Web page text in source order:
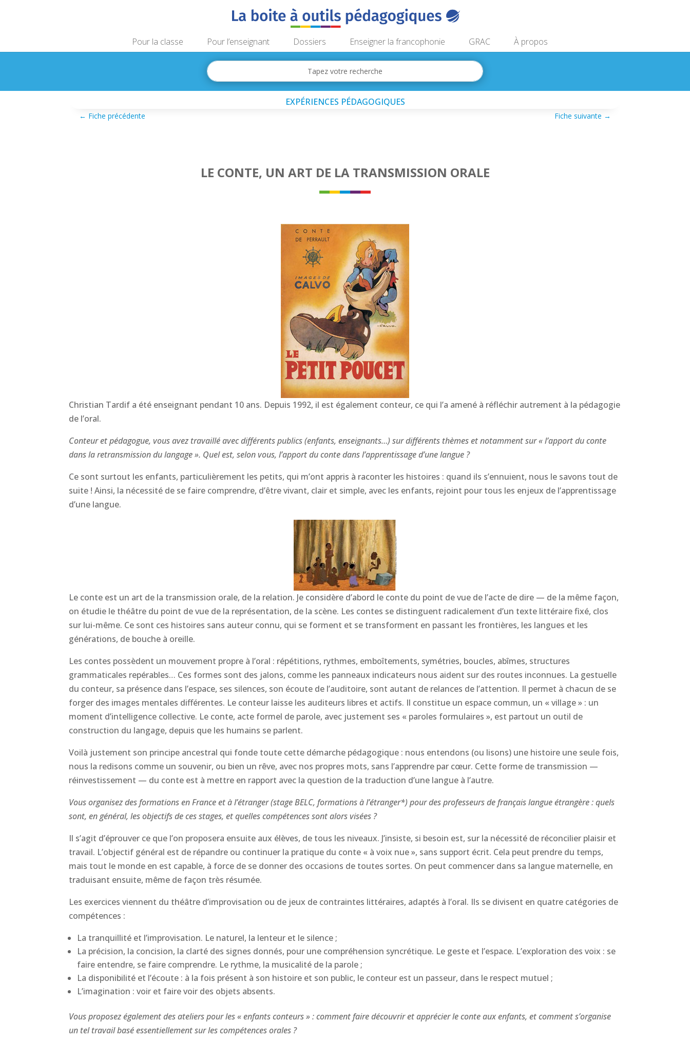
Pour la classe Pour l’enseignant Dossiers Enseigner la francophonie GRAC À propos
EXPÉRIENCES PÉDAGOGIQUES
← Fiche précédente Fiche suivante →
LE CONTE, UN ART DE LA TRANSMISSION ORALE
Christian Tardif a été enseignant pendant 10 ans. Depuis 1992, il est également conteur, ce qui l’a amené à réfléchir autrement à la pédagogie
de l’oral.
Conteur et pédagogue, vous avez travaillé avec différents publics (enfants, enseignants…) sur différents thèmes et notamment sur « l’apport du conte
dans la retransmission du langage ». Quel est, selon vous, l’apport du conte dans l’apprentissage d’une langue ?
Ce sont surtout les enfants, particulièrement les petits, qui m’ont appris à raconter les histoires : quand ils s’ennuient, nous le savons tout de
suite ! Ainsi, la nécessité de se faire comprendre, d’être vivant, clair et simple, avec les enfants, rejoint pour tous les enjeux de l’apprentissage
d’une langue.
Le conte est un art de la transmission orale, de la relation. Je considère d’abord le conte du point de vue de l’acte de dire — de la même façon,
on étudie le théâtre du point de vue de la représentation, de la scène. Les contes se distinguent radicalement d’un texte littéraire fixé, clos
sur lui-même. Ce sont ces histoires sans auteur connu, qui se forment et se transforment en passant les frontières, les langues et les
générations, de bouche à oreille.
Les contes possèdent un mouvement propre à l’oral : répétitions, rythmes, emboîtements, symétries, boucles, abîmes, structures
grammaticales repérables… Ces formes sont des jalons, comme les panneaux indicateurs nous aident sur des routes inconnues. La gestuelle
du conteur, sa présence dans l’espace, ses silences, son écoute de l’auditoire, sont autant de relances de l’attention. Il permet à chacun de se
forger des images mentales différentes. Le conteur laisse les auditeurs libres et actifs. Il constitue un espace commun, un « village » : un
moment d’intelligence collective. Le conte, acte formel de parole, avec justement ses « paroles formulaires », est partout un outil de
construction du langage, depuis que les humains se parlent.
Voilà justement son principe ancestral qui fonde toute cette démarche pédagogique : nous entendons (ou lisons) une histoire une seule fois,
nous la redisons comme un souvenir, ou bien un rêve, avec nos propres mots, sans l’apprendre par cœur. Cette forme de transmission —
réinvestissement — du conte est à mettre en rapport avec la question de la traduction d’une langue à l’autre.
Vous organisez des formations en France et à l’étranger (stage BELC, formations à l’étranger*) pour des professeurs de français langue étrangère : quels
sont, en général, les objectifs de ces stages, et quelles compétences sont alors visées ?
Il s’agit d’éprouver ce que l’on proposera ensuite aux élèves, de tous les niveaux. J’insiste, si besoin est, sur la nécessité de réconcilier plaisir et
travail. L’objectif général est de répandre ou continuer la pratique du conte « à voix nue », sans support écrit. Cela peut prendre du temps,
mais tout le monde en est capable, à force de se donner des occasions de toutes sortes. On peut commencer dans sa langue maternelle, en
traduisant ensuite, même de façon très résumée.
Les exercices viennent du théâtre d’improvisation ou de jeux de contraintes littéraires, adaptés à l’oral. Ils se divisent en quatre catégories de
compétences :
La tranquillité et l’improvisation. Le naturel, la lenteur et le silence ;
La précision, la concision, la clarté des signes donnés, pour une compréhension syncrétique. Le geste et l’espace. L’exploration des voix : se
faire entendre, se faire comprendre. Le rythme, la musicalité de la parole ;
La disponibilité et l’écoute : à la fois présent à son histoire et son public, le conteur est un passeur, dans le respect mutuel ;
L’imagination : voir et faire voir des objets absents.
Vous proposez également des ateliers pour les « enfants conteurs » : comment faire découvrir et apprécier le conte aux enfants, et comment s’organise
un tel travail basé essentiellement sur les compétences orales ?